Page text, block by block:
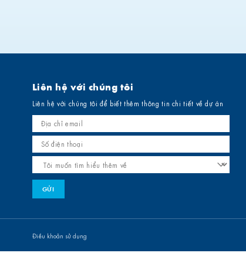
Liên hệ với chúng tôi
Liên hệ với chúng tôi để biết thêm thông tin chi tiết về dự án
Điều khoản sử dụng